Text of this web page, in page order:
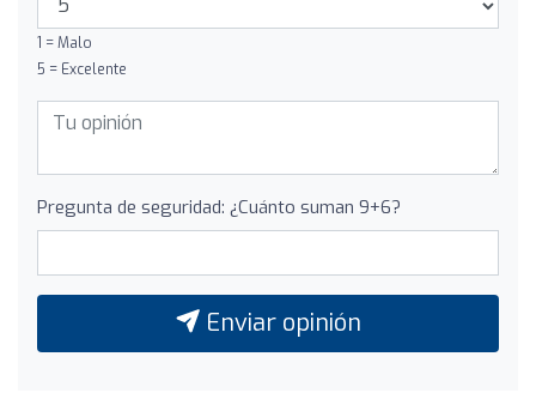
1 = Malo
5 = Excelente
Pregunta de seguridad: ¿Cuánto suman 9+6?
Enviar opinión